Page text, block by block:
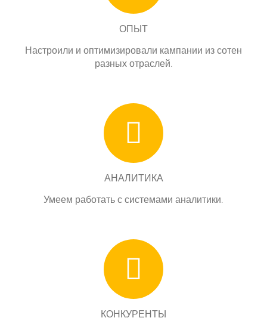
ОПЫТ
Настроили и оптимизировали кампании из сотен
разных отраслей.
АНАЛИТИКА
Умеем работать с системами аналитики.
КОНКУРЕНТЫ